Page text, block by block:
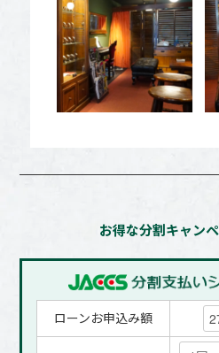
お得な分割キャン
ローンお申込み額